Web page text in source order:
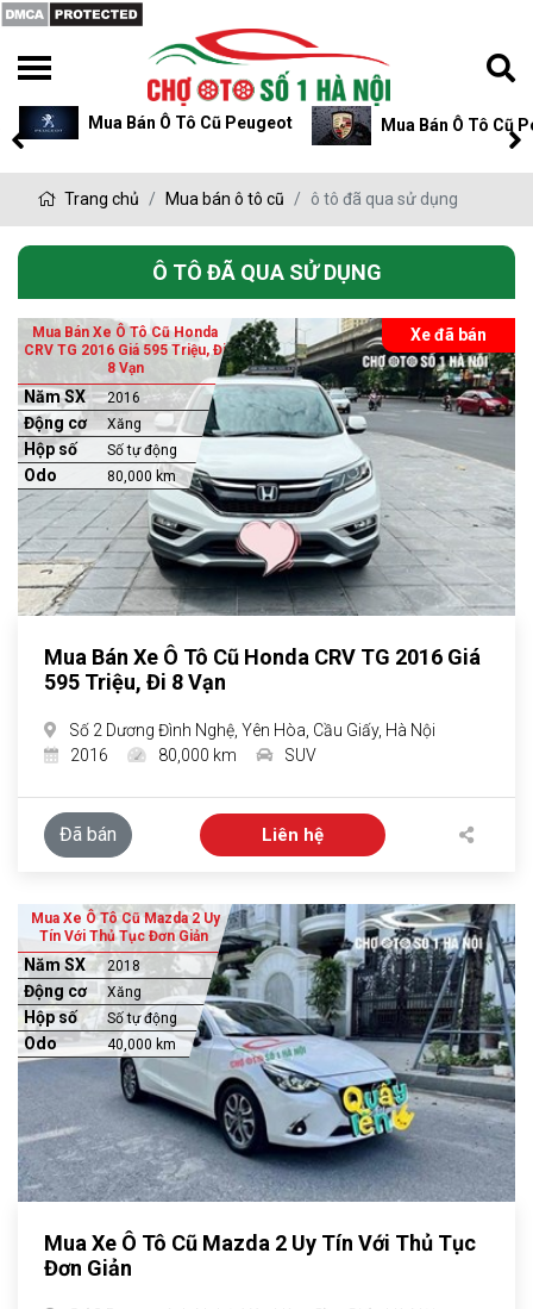
Mua Bán Ô Tô Cũ Peugeot Mua Bán Ô Tô Cũ
Trang chủ Mua bán ô tô cũ ô tô đã qua sử dụng
Ô TÔ ĐÃ QUA SỬ DỤNG
Xe đã bán
Mua Bán Xe Ô Tô Cũ Honda
CRV TG 2016 Giá 595 Triệu, Đi
8 Vạn
Năm SX 2016
Động cơ Xăng
Hộp số Số tự động
Odo 80,000 km
Mua Bán Xe Ô Tô Cũ Honda CRV TG 2016 Giá
595 Triệu, Đi 8 Vạn
Số 2 Dương Đình Nghệ, Yên Hòa, Cầu Giấy, Hà Nội
2016
80,000 km SUV
Đã bán Liên hệ
Mua Xe Ô Tô Cũ Mazda 2 Uy
Tín Với Thủ Tục Đơn Giản
Năm SX 2018
Động cơ Xăng
Hộp số Số tự động
Odo 40,000 km
Mua Xe Ô Tô Cũ Mazda 2 Uy Tín Với Thủ Tục
Đơn Giản